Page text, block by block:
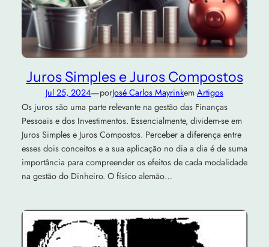
Juros Simples e Juros Compostos
Jul 25, 2024—porJosé Carlos Mayrinkem Artigos
Os juros são uma parte relevante na gestão das Finanças
Pessoais e dos Investimentos. Essencialmente, dividem-se em
Juros Simples e Juros Compostos. Perceber a diferença entre
esses dois conceitos e a sua aplicação no dia a dia é de suma
importância para compreender os efeitos de cada modalidade
na gestão do Dinheiro. O físico alemão…